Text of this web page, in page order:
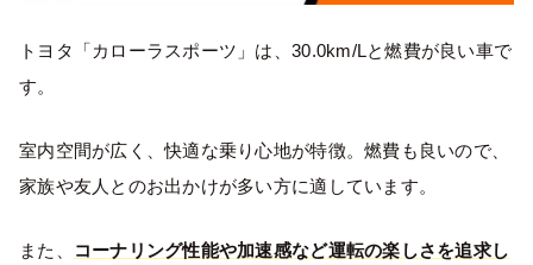
トヨタ「カローラスポーツ」は、30.0km/Lと燃費が良い車で
す。
室内空間が広く、快適な乗り心地が特徴。燃費も良いので、
家族や友人とのお出かけが多い方に適しています。
また、
コーナリング性能や加速感など運転の楽しさを追求し